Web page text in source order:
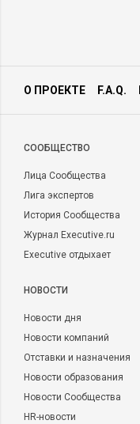
О ПРОЕКТЕ F.A.Q.
CООБЩЕСТВО
Лица Сообщества
Лига экспертов
История Сообщества
Журнал Executive.ru
Executive отдыхает
НОВОСТИ
Новости дня
Новости компаний
Отставки и назначения
Новости образования
Новости Сообщества
HR-новости